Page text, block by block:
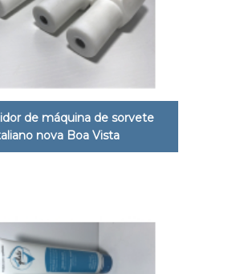
de máquina de sorvete
nova Boa Vista